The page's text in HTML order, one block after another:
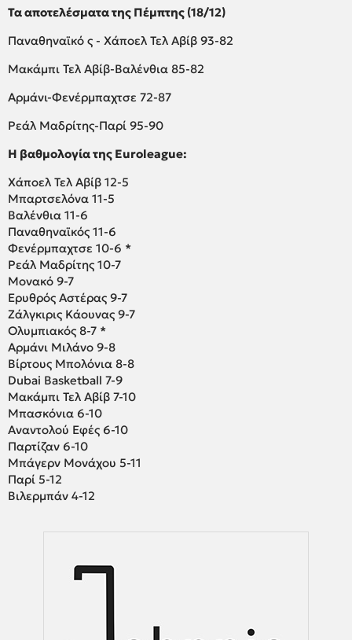
Τα αποτελέσματα της Πέμπτης (18/12)
Παναθηναϊκό ς - Χάποελ Τελ Αβίβ 93-82
Μακάμπι Τελ Αβίβ-Βαλένθια 85-82
Aρμάνι-Φενέρμπαχτσε 72-87
Ρεάλ Μαδρίτης-Παρί 95-90
Η βαθμολογία της Euroleague:
Χάποελ Τελ Αβίβ 12-5
Μπαρτσελόνα 11-5
Βαλένθια 11-6
Παναθηναϊκός 11-6
Φενέρμπαχτσε 10-6 *
Ρεάλ Μαδρίτης 10-7
Μονακό 9-7
Ερυθρός Αστέρας 9-7
Ζάλγκιρις Κάουνας 9-7
Ολυμπιακός 8-7 *
Αρμάνι Μιλάνο 9-8
Βίρτους Μπολόνια 8-8
Dubai Basketball 7-9
Μακάμπι Τελ Αβίβ 7-10
Μπασκόνια 6-10
Αναντολού Εφές 6-10
Παρτίζαν 6-10
Μπάγερν Μονάχου 5-11
Παρί 5-12
Βιλερμπάν 4-12